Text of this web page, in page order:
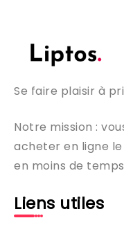
Se faire plaisir à
Notre mission :
acheter en ligne
en moins de
Liens utiles